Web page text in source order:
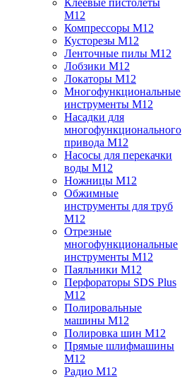
Клеевые пистолеты
M12
Компрессоры M12
Кусторезы M12
Ленточные пилы M12
Лобзики M12
Локаторы M12
Многофункциональные
инструменты M12
Насадки для
многофункционального
привода M12
Насосы для перекачки
воды M12
Ножницы M12
Обжимные
инструменты для труб
M12
Отрезные
многофункциональные
инструменты M12
Паяльники M12
Перфораторы SDS Plus
M12
Полировальные
машины M12
Полировка шин M12
Прямые шлифмашины
M12
Радио M12